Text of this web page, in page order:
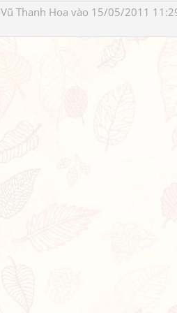
Vũ Thanh Hoa vào 15/05/2011